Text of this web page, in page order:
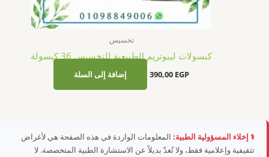
تخسيس
كبسولات ليبوتريم الطبيعية للتخسيس 36 كبسولة
390,00 EGP إضافة إلى السلة
⚕️ إخلاء المسؤولية الطبية: المعلومات الواردة في هذه الصفحة هي لأغراض
تثقيفية وإعلامية فقط، ولا تُعدّ بديلاً عن الاستشارة الطبية المتخصصة. لا